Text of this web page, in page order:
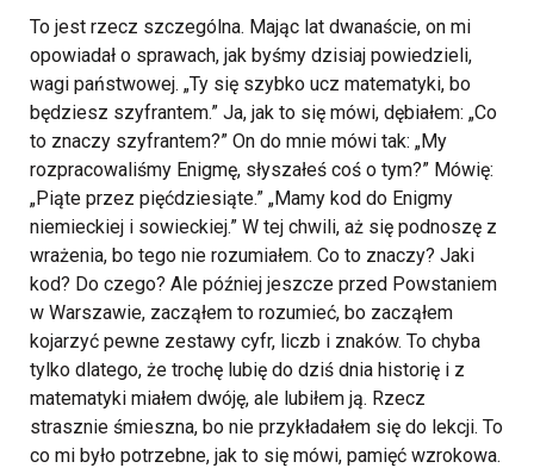
To jest rzecz szczególna. Mając lat dwanaście, on mi
opowiadał o sprawach, jak byśmy dzisiaj powiedzieli,
wagi państwowej. „Ty się szybko ucz matematyki, bo
będziesz szyfrantem.” Ja, jak to się mówi, dębiałem: „Co
to znaczy szyfrantem?” On do mnie mówi tak: „My
rozpracowaliśmy Enigmę, słyszałeś coś o tym?” Mówię:
„Piąte przez pięćdziesiąte.” „Mamy kod do Enigmy
niemieckiej i sowieckiej.” W tej chwili, aż się podnoszę z
wrażenia, bo tego nie rozumiałem. Co to znaczy? Jaki
kod? Do czego? Ale później jeszcze przed Powstaniem
w Warszawie, zacząłem to rozumieć, bo zacząłem
kojarzyć pewne zestawy cyfr, liczb i znaków. To chyba
tylko dlatego, że trochę lubię do dziś dnia historię i z
matematyki miałem dwóję, ale lubiłem ją. Rzecz
strasznie śmieszna, bo nie przykładałem się do lekcji. To
co mi było potrzebne, jak to się mówi, pamięć wzrokowa.